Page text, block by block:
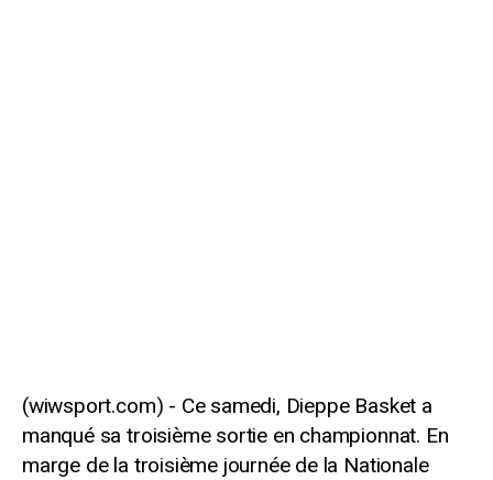
Ce samedi, Dieppe Basket a
manqué sa troisième sortie en championnat. En
marge de la troisième journée de la Nationale